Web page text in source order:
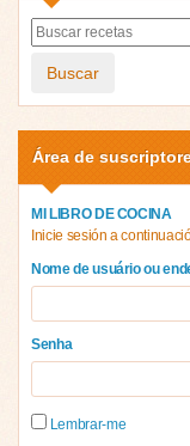
Buscar
Área de
MI LIBRO DE COCINA
Inicie sesión a
Nome de usuário ou
Senha
Lembrar-me